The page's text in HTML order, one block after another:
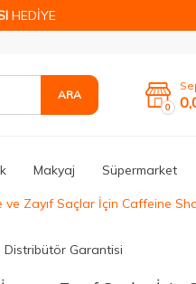
HEDİYE
ARA
0
Makyaj Süpermarket
Zayıf Saçlar İçin Caffeine
Distribütör Garantisi